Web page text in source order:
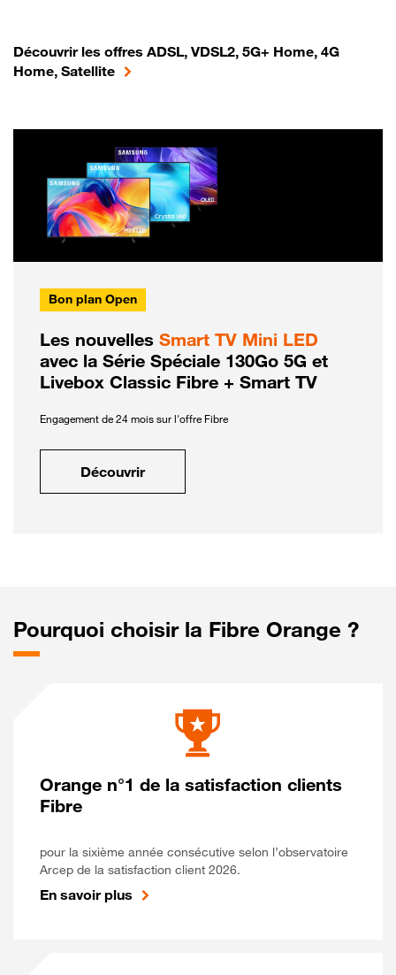
Découvrir les offres ADSL, VDSL2, 5G+ Home, 4G
Home, Satellite
Bon plan Open
Les nouvelles Smart TV Mini LED
avec la Série Spéciale 130Go 5G et
Livebox Classic Fibre + Smart TV
Engagement de 24 mois sur l'offre Fibre
Découvrir
Pourquoi choisir la Fibre Orange ?
Orange n°1 de la satisfaction clients
Fibre
pour la sixième année consécutive selon l’observatoire
Arcep de la satisfaction client 2026.
En savoir plus